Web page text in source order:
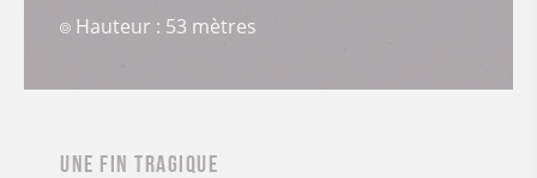
Hauteur : 53 mètres
Une fin tragique